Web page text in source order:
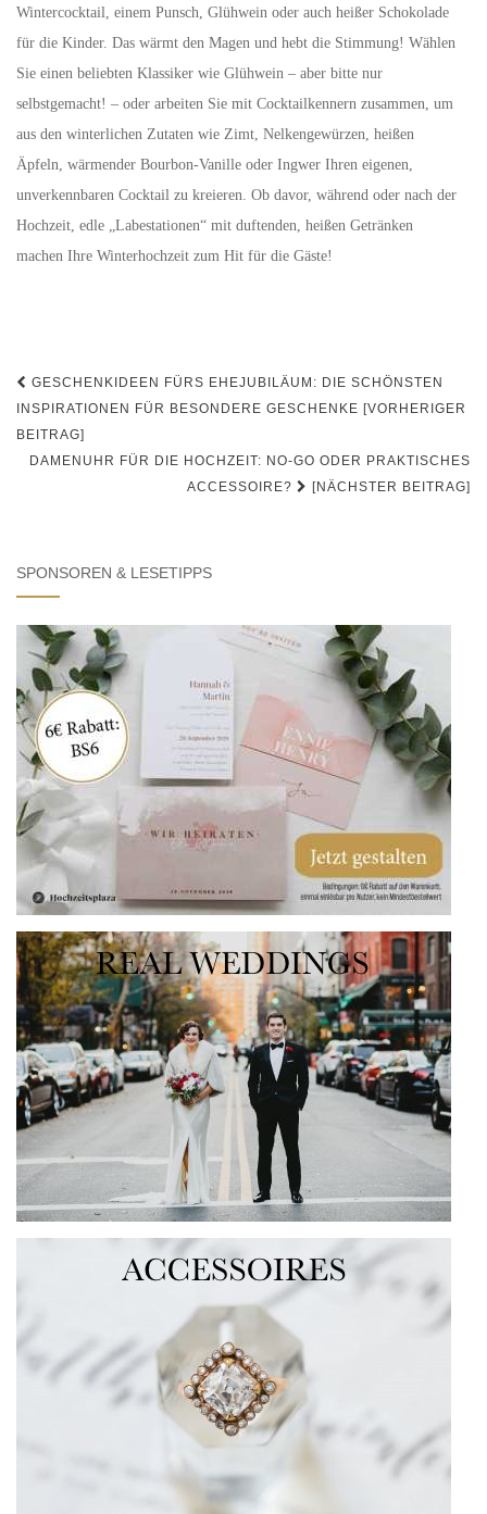
Wintercocktail, einem Punsch, Glühwein oder auch heißer Schokolade
für die Kinder. Das wärmt den Magen und hebt die Stimmung! Wählen
Sie einen beliebten Klassiker wie Glühwein – aber bitte nur
selbstgemacht! – oder arbeiten Sie mit Cocktailkennern zusammen, um
aus den winterlichen Zutaten wie Zimt, Nelkengewürzen, heißen
Äpfeln, wärmender Bourbon-Vanille oder Ingwer Ihren eigenen,
unverkennbaren Cocktail zu kreieren. Ob davor, während oder nach der
Hochzeit, edle „Labestationen“ mit duftenden, heißen Getränken
machen Ihre Winterhochzeit zum Hit für die Gäste!
Beitrags-
Navigation
GESCHENKIDEEN FÜRS EHEJUBILÄUM: DIE SCHÖNSTEN
INSPIRATIONEN FÜR BESONDERE GESCHENKE [VORHERIGER
BEITRAG]
DAMENUHR FÜR DIE HOCHZEIT: NO-GO ODER PRAKTISCHES
ACCESSOIRE?
[NÄCHSTER BEITRAG]
SPONSOREN & LESETIPPS